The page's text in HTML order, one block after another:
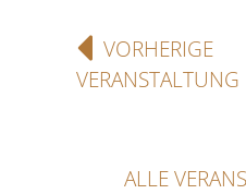
VORHERIGE
VERANSTALTUNG
ALLE